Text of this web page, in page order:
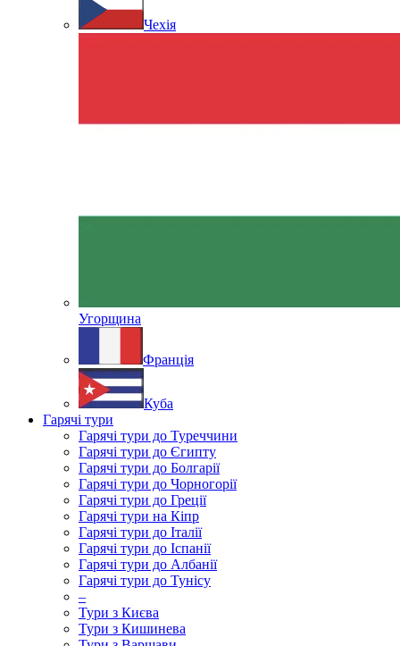
Чехія
Угорщина
Франція
Куба
Гарячі тури
Гарячі тури до Туреччини
Гарячі тури до Єгипту
Гарячі тури до Болгарії
Гарячі тури до Чорногорії
Гарячі тури до Греції
Гарячі тури на Кіпр
Гарячі тури до Італії
Гарячі тури до Іспанії
Гарячі тури до Албанії
Гарячі тури до Тунісу
–
Тури з Києва
Тури з Кишинева